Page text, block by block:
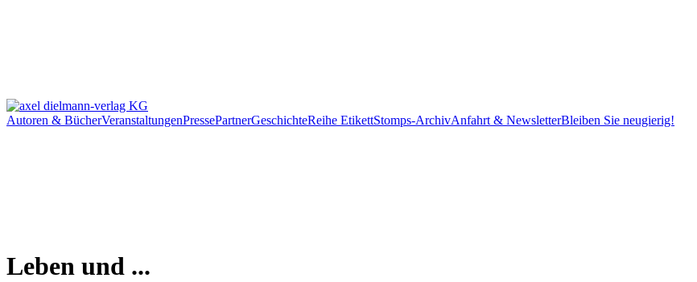
Autoren & BücherVeranstaltungenPressePartnerGeschichteReihe EtikettStomps-ArchivAnfahrt & NewsletterBleiben Sie neugierig!
Leben und ...